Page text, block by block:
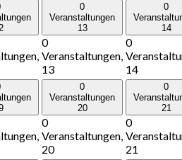
0
Veranstaltungen
13
0
Veranstaltungen,
13
0
14
0
14
0
Veranstaltungen
20
0
Veranstaltungen,
20
0
21
0
21